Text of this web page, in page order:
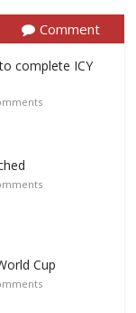
Comment
complete ICY
Cup